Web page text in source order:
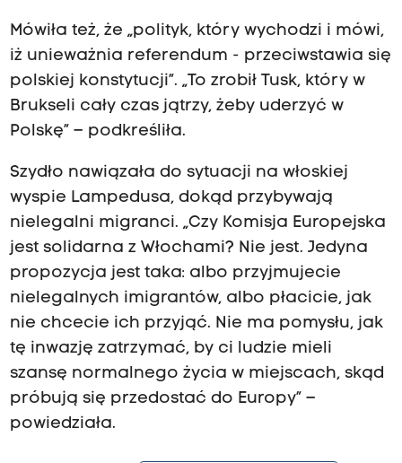
Mówiła też, że „polityk, który wychodzi i mówi,
iż unieważnia referendum - przeciwstawia się
polskiej konstytucji”. „To zrobił Tusk, który w
Brukseli cały czas jątrzy, żeby uderzyć w
Polskę” – podkreśliła.
Szydło nawiązała do sytuacji na włoskiej
wyspie Lampedusa, dokąd przybywają
nielegalni migranci. „Czy Komisja Europejska
jest solidarna z Włochami? Nie jest. Jedyna
propozycja jest taka: albo przyjmujecie
nielegalnych imigrantów, albo płacicie, jak
nie chcecie ich przyjąć. Nie ma pomysłu, jak
tę inwazję zatrzymać, by ci ludzie mieli
szansę normalnego życia w miejscach, skąd
próbują się przedostać do Europy” –
powiedziała.